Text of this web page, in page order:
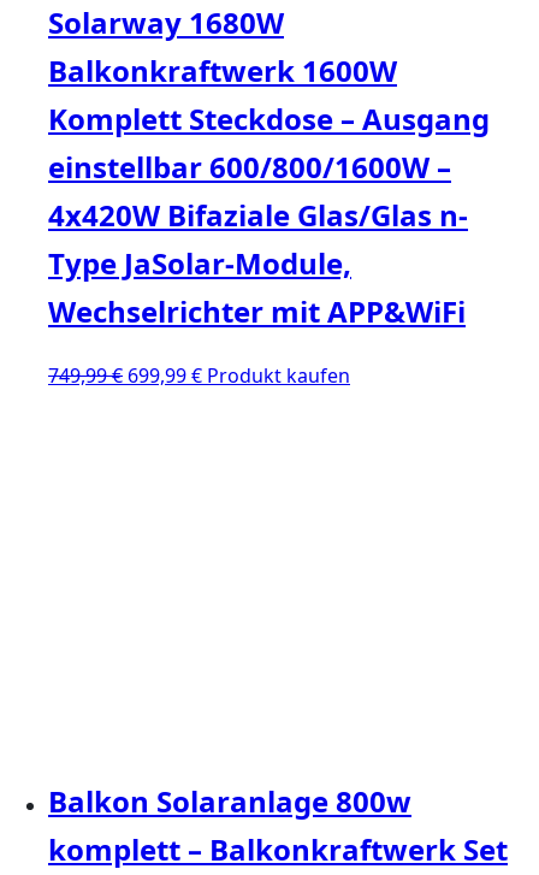
Solarway 1680W
Balkonkraftwerk 1600W
Komplett Steckdose – Ausgang
einstellbar 600/800/1600W –
4x420W Bifaziale Glas/Glas n-
Type JaSolar-Module,
Wechselrichter mit APP&WiFi
749,99€ Ursprünglicher
699,99€Aktueller
Produkt kaufen
Balkon Solaranlage 800w
komplett – Balkonkraftwerk Set